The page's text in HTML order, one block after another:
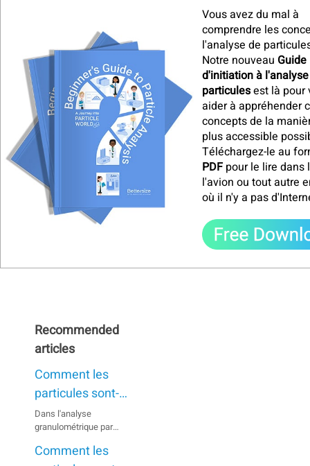
Vous avez du mal à
comprendre les
l'analyse de
Notre nouveau Guide
d'initiation à
particulesest là pour
aider à appréhender
concepts de la
plus accessible
Téléchargez-le au
PDF pour le lire dans
l'avion ou tout autre
où il n'y a pas
Recommended
articles
Comment les
particules sont-
elles dispersées
lors de
l'utilisation de la
Dans l'analyse
granulométrique par
résultats inexacts
Comment les